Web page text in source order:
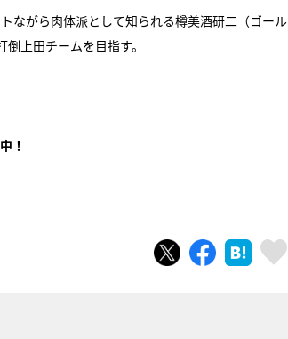
ながら肉体派として知られる樽美酒研二（ゴール
上田チームを目指す。
！
ツイートシェア はてブ